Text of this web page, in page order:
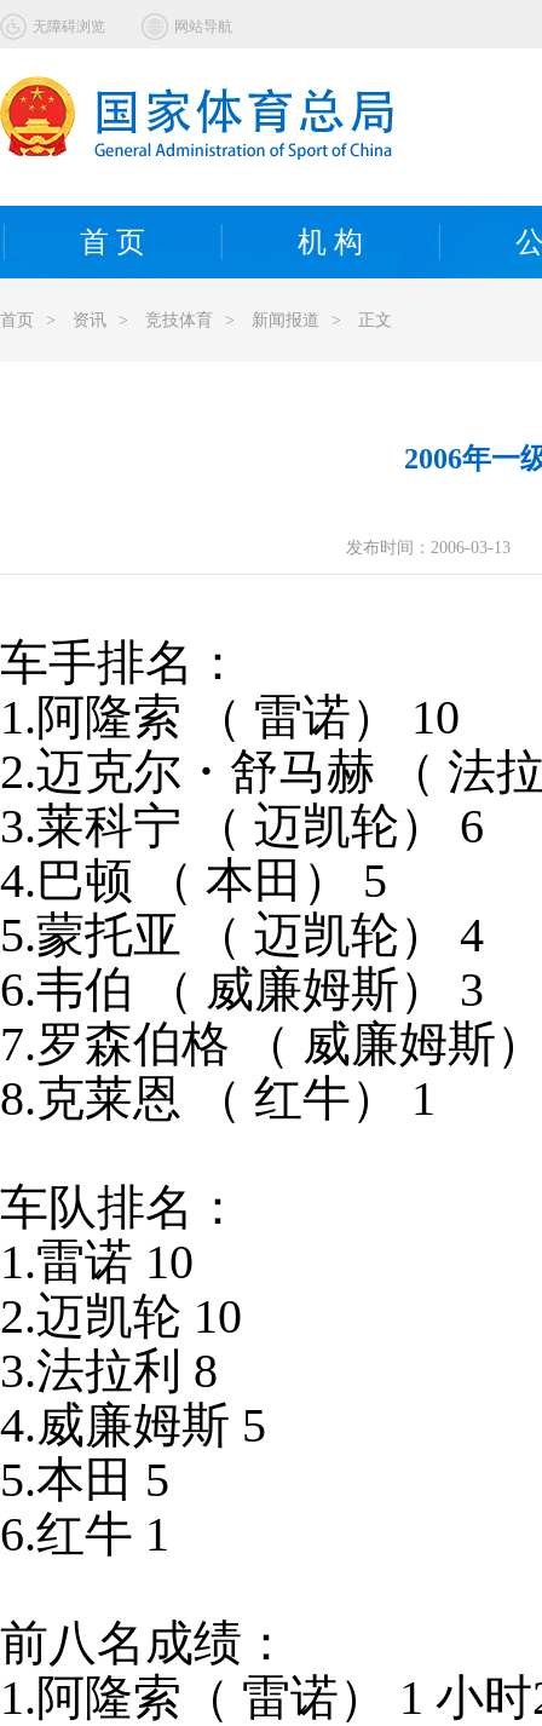
无障碍浏览 网站导航
首 页 机 构
首页 > 资讯 > 竞技体育 > 新闻报道 > 正文
2006年一
发布时间： 2006-03-13
车手排名：
1.阿隆索 （ 雷诺） 10
2.迈克尔・舒马赫 （ 法
3.莱科宁 （ 迈凯轮） 6
4.巴顿 （ 本田） 5
5.蒙托亚 （ 迈凯轮） 4
6.韦伯 （ 威廉姆斯） 3
7.罗森伯格 （ 威廉姆斯
8.克莱恩 （ 红牛） 1
车队排名：
1.雷诺 10
2.迈凯轮 10
3.法拉利 8
4.威廉姆斯 5
5.本田 5
6.红牛 1
前八名成绩：
1.阿隆索（ 雷诺） 1 小